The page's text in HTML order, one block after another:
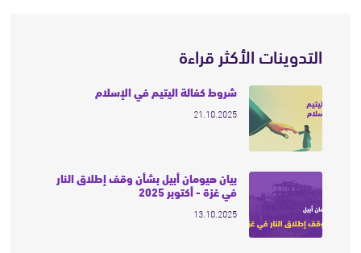
التدوينات الأكثر قراءة
شروط كفالة اليتيم في الإسلام
21.10.2025
بيان هيومان أبيل بشأن وقف إطلاق النار
في غزة - أكتوبر 2025
13.10.2025